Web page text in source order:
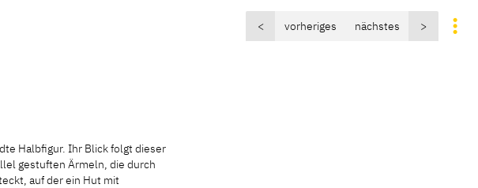
< vorheriges nächstes >
Halbfigur. Ihr Blick folgt dieser
gestuften Ärmeln, die durch
auf der ein Hut mit